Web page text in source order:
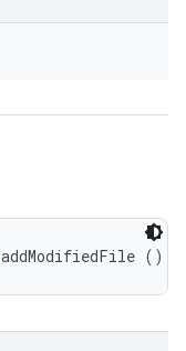
addModifiedFile ()